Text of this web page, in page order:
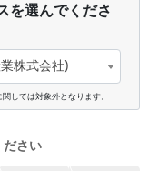
を選んでくださ
株式会社)
しては対象外となります。
ださい